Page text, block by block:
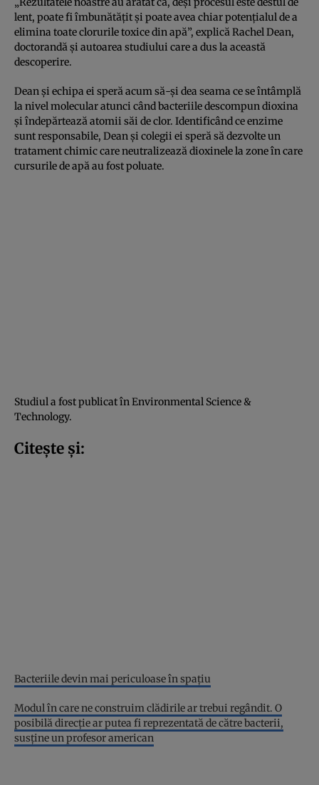
lent, poate fi îmbunătățit și poate avea chiar potențialul de a
elimina toate clorurile toxice din apă”, explică Rachel Dean,
doctorandă și autoarea studiului care a dus la această
descoperire.
Dean și echipa ei speră acum să-și dea seama ce se întâmplă
la nivel molecular atunci când bacteriile descompun dioxina
și îndepărtează atomii săi de clor. Identificând ce enzime
sunt responsabile, Dean și colegii ei speră să dezvolte un
tratament chimic care neutralizează dioxinele la zone în care
cursurile de apă au fost poluate.
Studiul a fost publicat în Environmental Science &
Technology.
Citește și:
Bacteriile devin mai periculoase în spațiu
Modul în care ne construim clădirile ar trebui regândit. O
posibilă direcţie ar putea fi reprezentată de către bacterii,
susţine un profesor american